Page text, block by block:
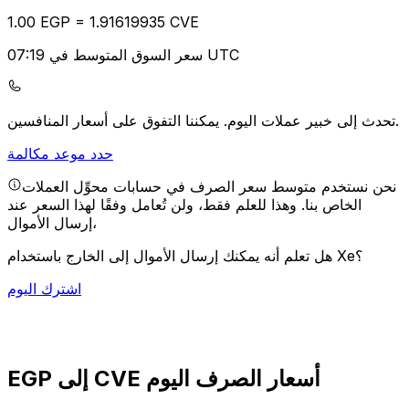
1.00 EGP = 1.91619935 CVE
سعر السوق المتوسط في 07:19 UTC
تحدث إلى خبير عملات اليوم.يمكننا التفوق على أسعار المنافسين.
حدد موعد مكالمة
نحن نستخدم متوسط سعر الصرف في حسابات محوِّل العملات
الخاص بنا. وهذا للعلم فقط، ولن تُعامل وفقًا لهذا السعر عند
إرسال الأموال،
هل تعلم أنه يمكنك إرسال الأموال إلى الخارج باستخدام Xe؟
اشترك اليوم
EGP إلى CVE أسعار الصرف اليوم